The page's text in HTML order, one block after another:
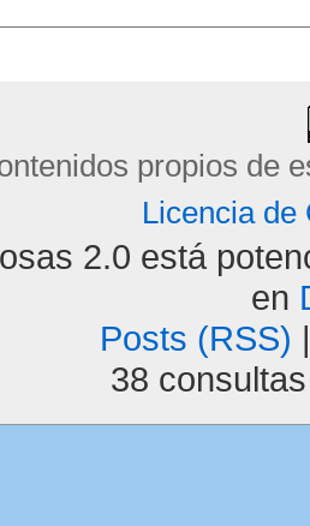
propios de
Licencia de
2.0 está
en
Posts (RSS)
38